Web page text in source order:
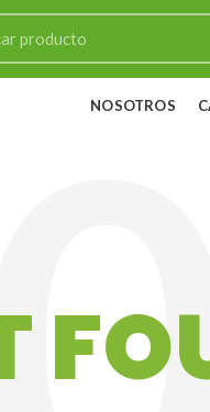
NOSOTROS